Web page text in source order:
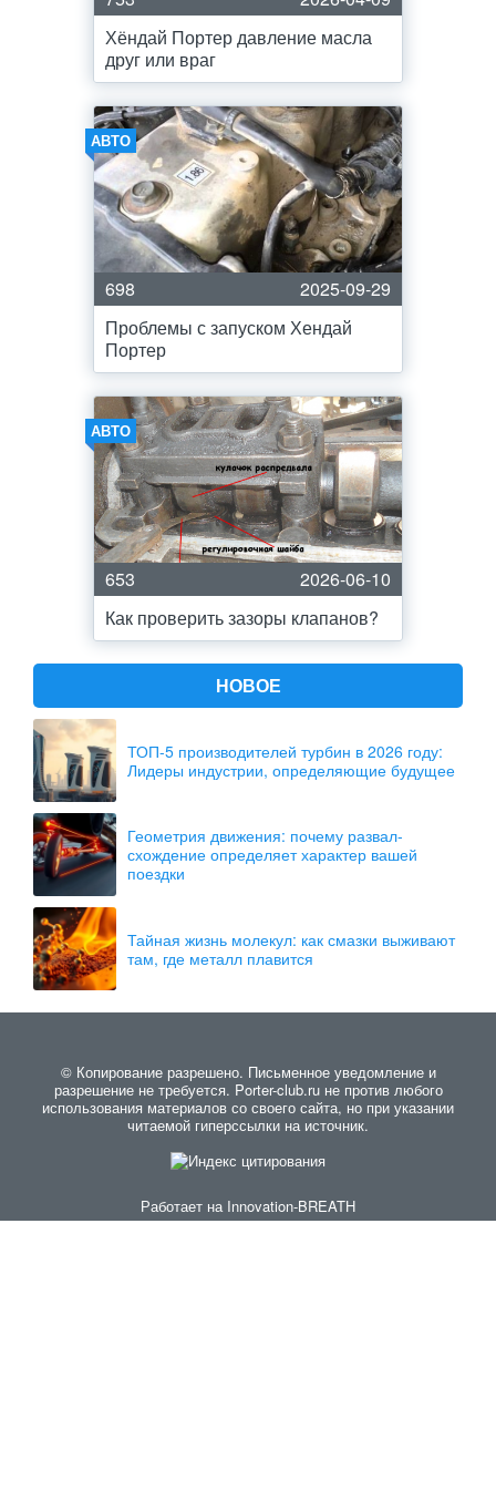
Хёндай Портер давление масла
друг или враг
АВТО
698
2025-09-29
Проблемы с запуском Хендай
Портер
АВТО
653
2026-06-10
Как проверить зазоры клапанов?
НОВОЕ
ТОП-5 производителей турбин в 2026 году:
Лидеры индустрии, определяющие будущее
Геометрия движения: почему развал-
схождение определяет характер вашей
поездки
Тайная жизнь молекул: как смазки выживают
там, где металл плавится
© Копирование разрешено. Письменное уведомление и
разрешение не требуется. Porter-club.ru не против любого
использования материалов со своего сайта, но при указании
читаемой гиперссылки на источник.
Работает на Innovation-BREATH